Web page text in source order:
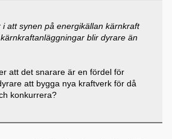
i att synen på energikällan kärnkraft
blir dyrare än
att det snarare är en fördel för
att bygga nya kraftverk för då
konkurrera?